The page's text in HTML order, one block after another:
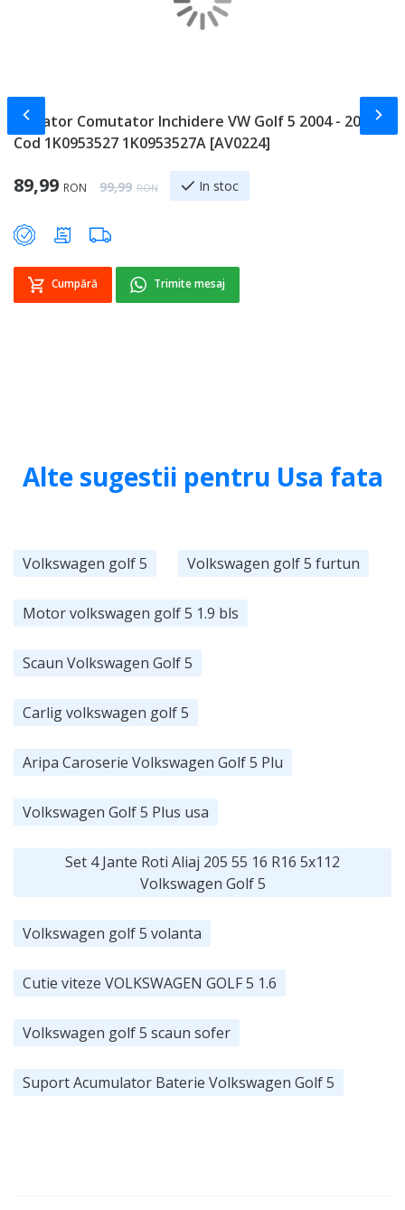
Blocator Comutator Inchidere VW Golf 5 2004 - 2008
Cod 1K0953527 1K0953527A [AV0224]
Special Price
89,99 RON Regular Price
99,99 RON In stoc
Cumpără Trimite mesaj
Slide-ul anterior
Alte sugestii pentru Usa fata
Volkswagen golf 5 Volkswagen golf 5 furtun
Motor volkswagen golf 5 1.9 bls
Scaun Volkswagen Golf 5
Carlig volkswagen golf 5
Aripa Caroserie Volkswagen Golf 5 Plu
Volkswagen Golf 5 Plus usa
Set 4 Jante Roti Aliaj 205 55 16 R16 5x112
Volkswagen Golf 5
Volkswagen golf 5 volanta
Cutie viteze VOLKSWAGEN GOLF 5 1.6
Volkswagen golf 5 scaun sofer
Suport Acumulator Baterie Volkswagen Golf 5